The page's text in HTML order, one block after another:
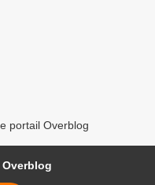
portail Overblog